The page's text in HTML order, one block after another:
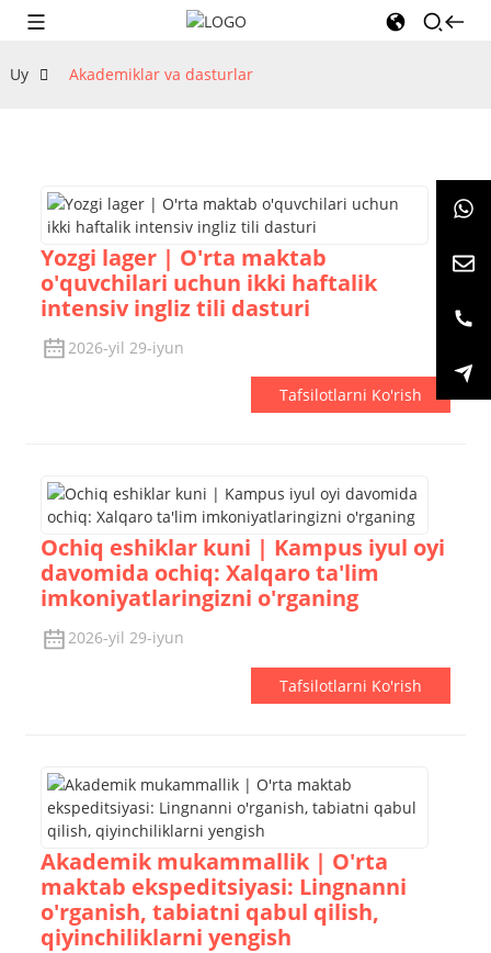
Uy Akademiklar va dasturlar
Yozgi lager | O'rta maktab
o'quvchilari uchun ikki haftalik
intensiv ingliz tili dasturi
2026-yil 29-iyun
Tafsilotlarni Ko'rish
Ochiq eshiklar kuni | Kampus iyul oyi
davomida ochiq: Xalqaro ta'lim
imkoniyatlaringizni o'rganing
2026-yil 29-iyun
Tafsilotlarni Ko'rish
Akademik mukammallik | O'rta
maktab ekspeditsiyasi: Lingnanni
o'rganish, tabiatni qabul qilish,
qiyinchiliklarni yengish